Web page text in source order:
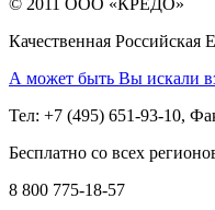
© 2011 ООО «КРЕДО»
Качественная Российская
А может быть Вы искали
Тел: +7 (495) 651-93-10,
Бесплатно со всех
8 800 775-18-57